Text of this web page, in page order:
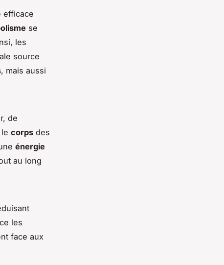
efficace
se
les
source
, mais aussi
de
corps des
énergie
au long
les
face aux